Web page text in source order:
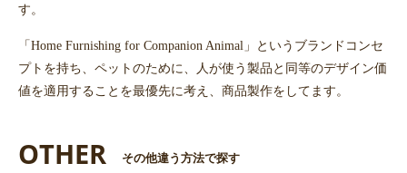
す。
「Home Furnishing for Companion Animal」というブランドコンセ
プトを持ち、ペットのために、人が使う製品と同等のデザイン価
値を適用することを最優先に考え、商品製作をしてます。
OTHER その他違う方法で探す